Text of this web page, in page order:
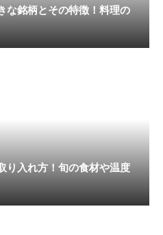
な銘柄とその特徴！料理の
り入れ方！旬の食材や温度